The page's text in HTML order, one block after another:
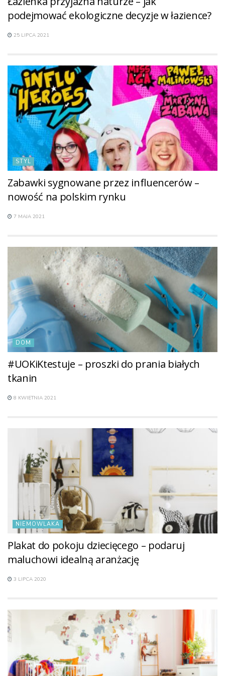
podejmować ekologiczne decyzje w łazience?
25 LIPCA 2021
STYL
Zabawki sygnowane przez influencerów –
nowość na polskim rynku
7 MAJA 2021
DOM
#UOKiKtestuje – proszki do prania białych
tkanin
8 KWIETNIA 2021
NIEMOWLAKA
Plakat do pokoju dziecięcego – podaruj
maluchowi idealną aranżację
3 LIPCA 2020